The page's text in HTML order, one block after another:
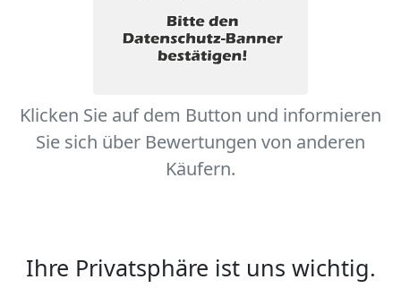
Klicken Sie auf dem Button und informieren
Sie sich über Bewertungen von anderen
Käufern.
Ihre Privatsphäre ist uns wichtig.